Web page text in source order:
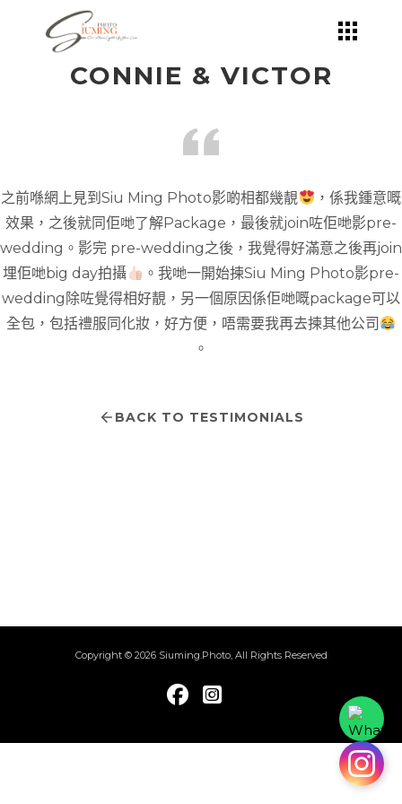
content
CONNIE & VICTOR
之前喺網上見到Siu Ming Photo影啲相都幾靚
，係我鍾意嘅
效果，之後就同佢哋了解Package，最後就join咗佢哋影pre-
wedding。影完 pre-wedding之後，我覺得好滿意之後再join
埋佢哋big day拍攝
。我哋一開始揀Siu Ming Photo影pre-
wedding除咗覺得相好靚，另一個原因係佢哋嘅package可以
全包，包括禮服同化妝，好方便，唔需要我再去揀其他公司
。
BACK TO TESTIMONIALS
Copyright © 2026 Siuming.Photo, All Rights Reserved